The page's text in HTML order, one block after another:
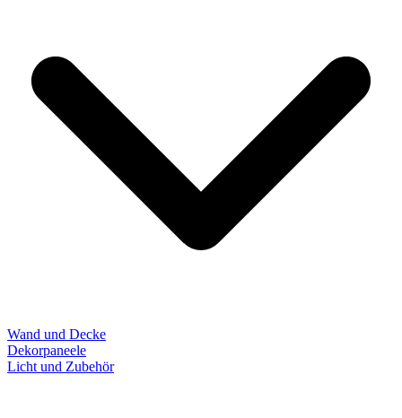
Wand und Decke
Dekorpaneele
Licht und Zubehör